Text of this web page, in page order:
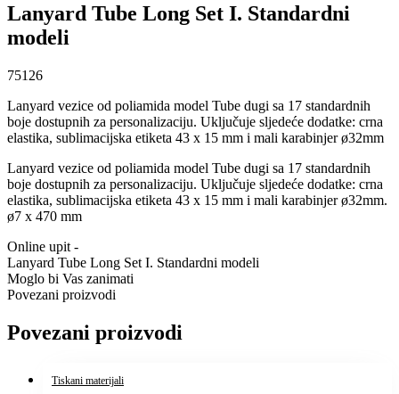
Lanyard Tube Long Set I. Standardni
modeli
75126
Lanyard vezice od poliamida model Tube dugi sa 17 standardnih
boje dostupnih za personalizaciju. Uključuje sljedeće dodatke: crna
elastika, sublimacijska etiketa 43 x 15 mm i mali karabinjer ø32mm
Lanyard vezice od poliamida model Tube dugi sa 17 standardnih
boje dostupnih za personalizaciju. Uključuje sljedeće dodatke: crna
elastika, sublimacijska etiketa 43 x 15 mm i mali karabinjer ø32mm.
ø7 x 470 mm
Online upit -
Lanyard Tube Long Set I. Standardni modeli
Moglo bi Vas zanimati
Povezani proizvodi
Povezani proizvodi
Tiskani materijali